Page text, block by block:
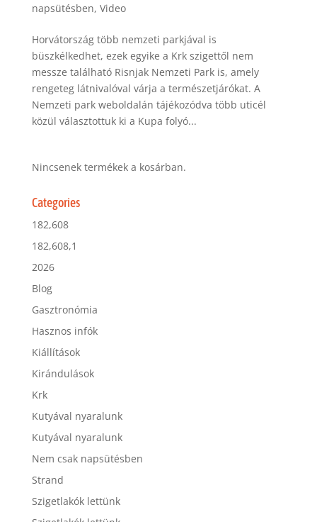
napsütésben, Video
Horvátország több nemzeti parkjával is
büszkélkedhet, ezek egyike a Krk szigettől nem
messze található Risnjak Nemzeti Park is, amely
rengeteg látnivalóval várja a természetjárókat. A
Nemzeti park weboldalán tájékozódva több uticél
közül választottuk ki a Kupa folyó...
Nincsenek termékek a kosárban.
Categories
182,608
182,608,1
2026
Blog
Gasztronómia
Hasznos infók
Kiállítások
Kirándulások
Krk
Kutyával nyaralunk
Kutyával nyaralunk
Nem csak napsütésben
Strand
Szigetlakók lettünk